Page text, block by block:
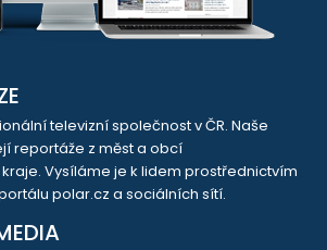
televizní společnost v ČR. Naše
reportáže z měst a obcí
Vysíláme je k lidem prostřednictvím
polar.cz a sociálních sítí.